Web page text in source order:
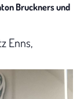
N
Bruckners und
Enns,